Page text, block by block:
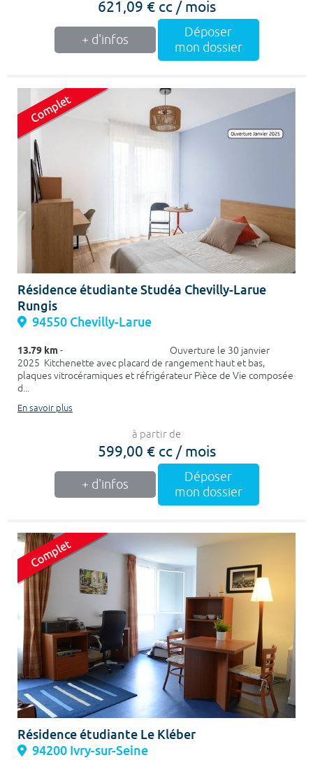
621,09 € cc / mois
+ d'infos
Déposer
mon dossier
Résidence étudiante Studéa Chevilly-Larue
Rungis
94550 Chevilly-Larue
13.79 km- Ouverture le 30 janvier
2025 Kitchenette avec placard de rangement haut et bas,
plaques vitrocéramiques et réfrigérateur Pièce de Vie composée
d...
En savoir plus
à partir de
599,00 € cc / mois
+ d'infos
Déposer
mon dossier
Résidence étudiante Le Kléber
94200 Ivry-sur-Seine